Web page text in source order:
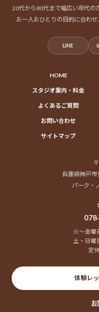
20代から80代まで幅広い年代の
お一人おひとりの目的に合わせ
LINE
HOME
スタジオ案内・料金
よくあるご質問
お問い合わせ
サイトマップ
兵庫県神戸
パーク・
火～金
土・日
定
体験レ
お